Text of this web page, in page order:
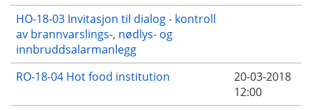
HO-18-03 Invitasjon til dialog - kontroll
av brannvarslings-, nødlys- og
innbruddsalarmanlegg
RO-18-04 Hot food institution
20-03-2018
12:00